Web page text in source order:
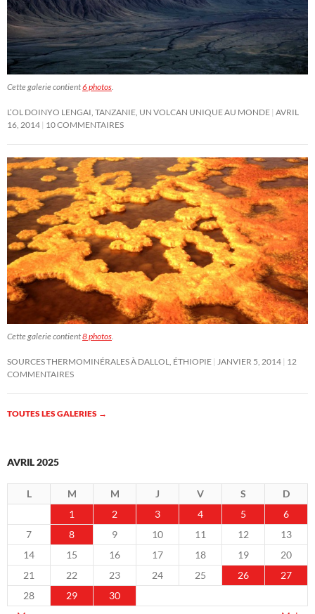
Cette galerie contient6 photos.
L’OL DOINYO LENGAI, TANZANIE, UN VOLCAN UNIQUE AU MONDE AVRIL
16, 2014 10 COMMENTAIRES
Cette galerie contient8 photos.
SOURCES THERMOMINÉRALES À DALLOL, ÉTHIOPIE JANVIER 5, 2014 12
COMMENTAIRES
TOUTES LES GALERIES →
AVRIL 2025
L M M J V S
D
1
2 3 4 5
6
7
8 9 10 11 12
13
14
15 16 17 18 19
20
21
22 23 24 25 26
27
28
29
30